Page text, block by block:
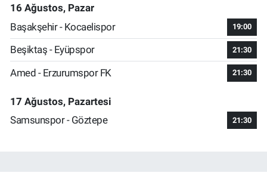
16 Ağustos, Pazar
Başakşehir - Kocaelispor
19:00
Beşiktaş - Eyüpspor 21:30
Amed - Erzurumspor FK 21:30
17 Ağustos, Pazartesi
Samsunspor - Göztepe
21:30